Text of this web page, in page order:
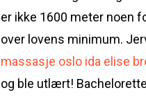
er ikke 1600 meter noen
over lovens minimum.
massasje oslo ida elise
og ble utlært!